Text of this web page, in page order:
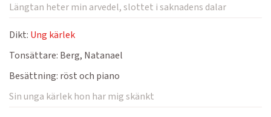
Längtan heter min arvedel, slottet i saknadens dalar
Dikt: Ung kärlek
Tonsättare: Berg, Natanael
Besättning: röst och piano
Sin unga kärlek hon har mig skänkt